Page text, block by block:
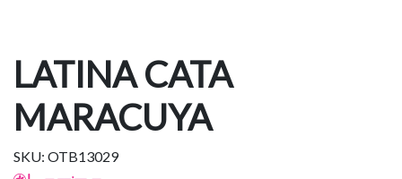
LATINA CATA
MARACUYA
SKU: OTB13029